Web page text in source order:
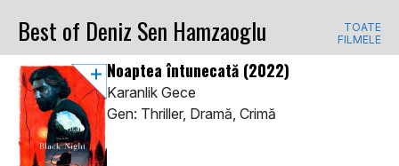
Best of Deniz Sen Hamzaoglu
TOATE
FILMELE
Noaptea întunecată (2022)
Karanlik Gece
Gen: Thriller, Dramă, Crimă